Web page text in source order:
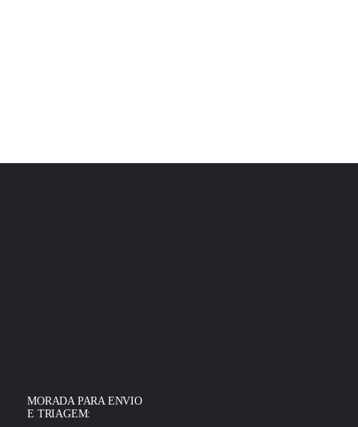
MORADA PARA ENVIO
E TRIAGEM: